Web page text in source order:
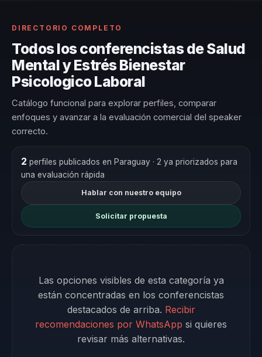
DIRECTORIO COMPLETO
Todos los conferencistas de Salud
Mental y Estrés Bienestar
Psicologico Laboral
Catálogo funcional para explorar perfiles, comparar
enfoques y avanzar a la evaluación comercial del speaker
correcto.
2 perfiles publicados en Paraguay · 2 ya priorizados para
una evaluación rápida
Hablar con nuestro equipo
Solicitar propuesta
Las opciones visibles de esta categoría ya
están concentradas en los conferencistas
destacados de arriba. Recibir
recomendaciones por WhatsApp si quieres
revisar más alternativas.